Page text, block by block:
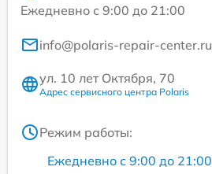
Ежедневно с 9:00 до 21:00
info@polaris-repair-center.ru
ул. 10 лет Октября, 70
Адрес сервисного центра Polaris
Режим работы:
Ежедневно с 9:00 до 21:00